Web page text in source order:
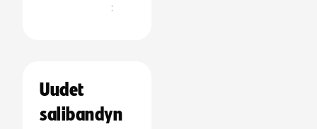
:
Uudet
salibandyn